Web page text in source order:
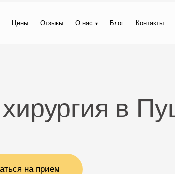
Цены Отзывы О нас Блог Контакты
в
на прием